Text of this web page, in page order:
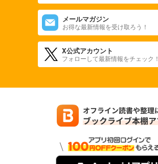
メールマガジン
お得な最新情報を受け取ろう！
X公式アカウント
フォローして最新情報をチェック！